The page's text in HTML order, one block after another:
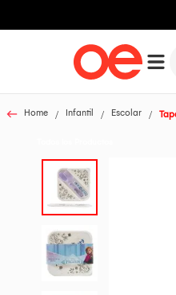
Home Infantil Escolar